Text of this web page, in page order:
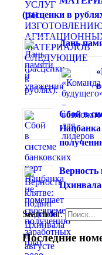
(расценки в
Дань
Сбой в
Верность
Цхинвала
Search for:
Последние